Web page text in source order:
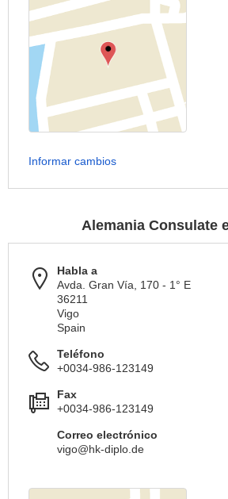
Informar cambios
Alemania Consulate
Habla a
Avda. Gran Vía, 170 - 1° E
36211
Vigo
Spain
Teléfono
+0034-986-123149
Fax
+0034-986-123149
Correo electrónico
vigo@hk-diplo.de